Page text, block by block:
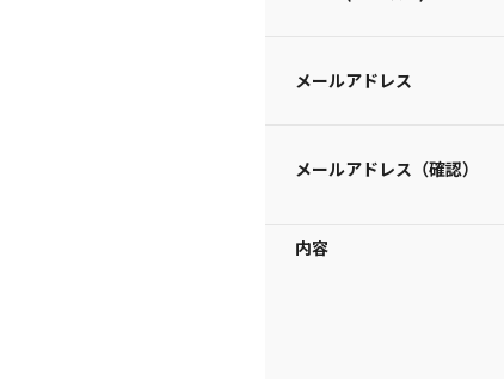
メールアドレス
メールアドレス（確認）
内容